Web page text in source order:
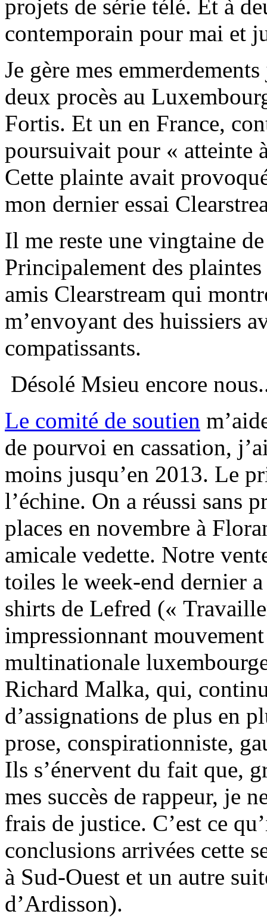
projets de série télé. Et à
contemporain pour mai et
Je gère mes
deux procès au
Fortis. Et un en France,
poursuivait pour « atteinte
Cette plainte avait
mon dernier essai
Il me reste une vingtaine
Principalement des
amis Clearstream qui
m’envoyant des huissiers
compatissants.
Désolé Msieu encore
Le comité de soutien
de pourvoi en cassation,
moins jusqu’en 2013. Le
l’échine. On a réussi sans
places en novembre à
amicale vedette. Notre
toiles le week-end dernier
shirts de Lefred («
impressionnant
multinationale
Richard Malka, qui,
d’assignations de plus en
prose, conspirationniste,
Ils s’énervent du fait que,
mes succès de rappeur, je
frais de justice. C’est ce
conclusions arrivées cette
à Sud-Ouest et un autre
d’Ardisson).